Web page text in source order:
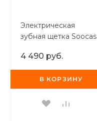
Электрическая
зубная щетка Soocas
(футляр +3 насадки)
черная
4 490 руб.
В КОРЗИНУ